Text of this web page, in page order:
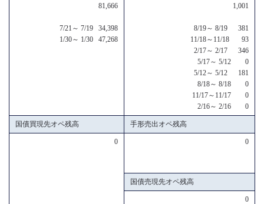
81,666
7/21～ 7/19 34,398
1/30～ 1/30 47,268
1,001
8/19～ 8/19 381
11/18～11/18 93
2/17～ 2/17 346
5/17～ 5/12 0
5/12～ 5/12 181
8/18～ 8/18 0
11/17～11/17 0
2/16～ 2/16 0
国債買現先オペ残高 手形売出オペ残高
0 0
国債売現先オペ残高
0